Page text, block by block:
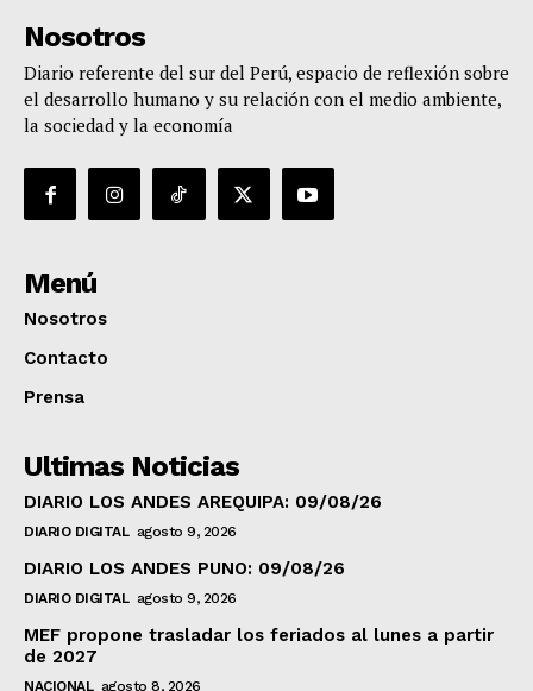
Nosotros
Diario referente del sur del Perú, espacio de reflexión sobre
el desarrollo humano y su relación con el medio ambiente,
la sociedad y la economía
Menú
Nosotros
Contacto
Prensa
Ultimas Noticias
DIARIO LOS ANDES AREQUIPA: 09/08/26
DIARIO DIGITAL agosto 9, 2026
DIARIO LOS ANDES PUNO: 09/08/26
DIARIO DIGITAL agosto 9, 2026
MEF propone trasladar los feriados al lunes a partir
de 2027
NACIONAL agosto 8, 2026